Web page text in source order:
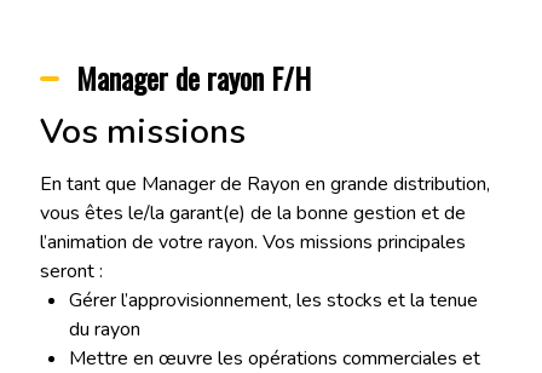
Manager de rayon F/H
Vos missions
En tant que Manager de Rayon en grande distribution,
vous êtes le/la garant(e) de la bonne gestion et de
l’animation de votre rayon. Vos missions principales
seront :
Gérer l’approvisionnement, les stocks et la tenue
du rayon
Mettre en œuvre les opérations commerciales et